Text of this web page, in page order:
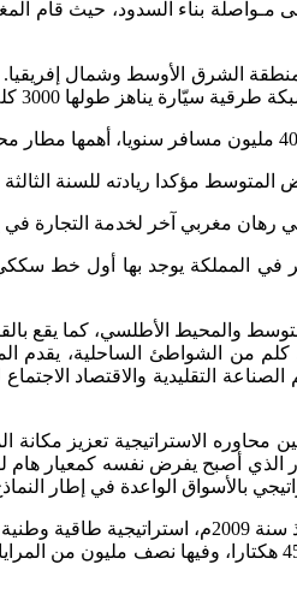
الشرق الأوسط وشمال
مؤكدا ريادته للسنة الثالثة
إلى 2000 كل م2 من السكك الحديدية،
والمحيط الأطلسي، كما
والبحر المتوسط والتي تعتبر واحدة من الوجهات السياحية
ووفق مخطط الإنعاش الصناعي 2023-2021م، يتضمن
أصبح يفرض نفسه كمعيار هام
بالأسواق الواعدة في إطار